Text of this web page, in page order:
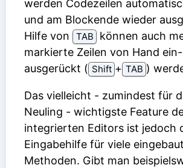
werden Codezeilen
und am Blockende wieder
Hilfe von
TAB
können auch
markierte Zeilen von Hand
ausgerückt ( Shift ⁠+⁠ TAB )
Das vielleicht - zumindest für
Neuling - wichtigste Feature
integrierten Editors ist jedoch
Eingabehilfe für viele
Methoden. Gibt man